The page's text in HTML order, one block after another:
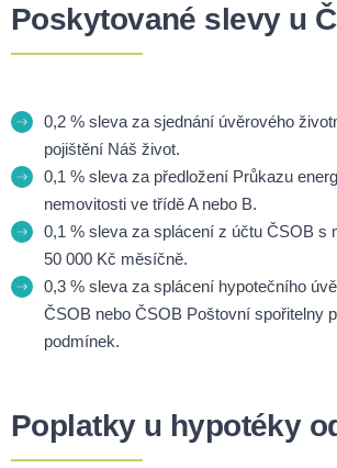
Poskytované slevy u
0,2 % sleva za sjednání úvěrového
pojištění Náš život.
0,1 % sleva za předložení Průkazu
nemovitosti ve třídě A nebo B.
0,1 % sleva za splácení z účtu ČSOB s
50 000 Kč měsíčně.
0,3 % sleva za splácení hypotečního
ČSOB nebo ČSOB Poštovní spořitelny
podmínek.
Poplatky u hypotéky